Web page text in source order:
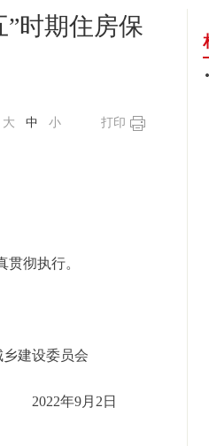
时期住房保
打印
大 中 小
彻执行。
城乡建设委员会
2022年9月2日